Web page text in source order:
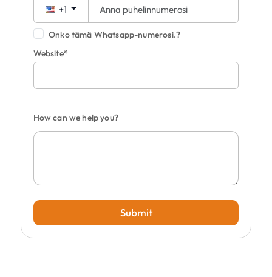
+1
Onko tämä Whatsapp-numerosi.?
Website*
How can we help you?
Submit